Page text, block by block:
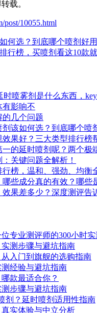
载。
post/10055.html
何选？到底哪个喷剂好用
行榜，买喷剂看这10款就
喷雾剂是什么东西，
有影响不
几个问题
该如何选？到底哪个喷
果好？三大类型排行榜
的延时喷剂呢？两个极
关键问题全解析！
榜，温和、强劲、均衡
些成分真的有效？哪些
果差多少？深度测评告
专业测评师的300小时
测步骤与避坑指南
入门到旗舰的选购指南
经验与避坑指南
款最适合你？
步骤与避坑指南
剂？延时喷剂适用性指南
实体验与中立分析